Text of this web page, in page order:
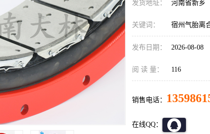
发货地址： 河南省新乡
关键词： 宿州气胎离
发布日期： 2026-08-08
阅 读 量： 116
销售电话：
在线QQ：